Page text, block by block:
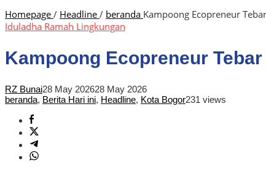
Homepage / Headline / beranda Kampoong Ecopreneur
Iduladha Ramah Lingkungan
Kampoong Ecopreneur
RZ Bunai28 May 202628 May 2026
beranda, Berita Hari ini, Headline, Kota Bogor231 views